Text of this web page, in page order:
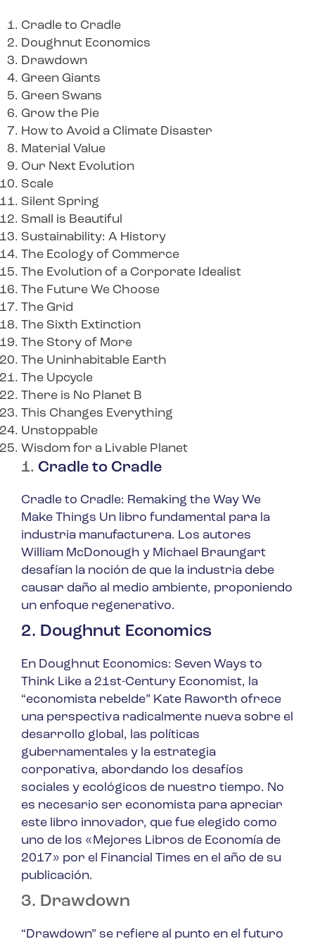
Cradle to Cradle
Doughnut Economics
Drawdown
Green Giants
Green Swans
Grow the Pie
How to Avoid a Climate Disaster
Material Value
Our Next Evolution
Scale
Silent Spring
Small is Beautiful
Sustainability: A History
The Ecology of Commerce
The Evolution of a Corporate Idealist
The Future We Choose
The Grid
The Sixth Extinction
The Story of More
The Uninhabitable Earth
The Upcycle
There is No Planet B
This Changes Everything
Unstoppable
Wisdom for a Livable Planet
1. Cradle to Cradle
Cradle to Cradle: Remaking the Way We
Make Things Un libro fundamental para la
industria manufacturera. Los autores
William McDonough y Michael Braungart
desafían la noción de que la industria debe
causar daño al medio ambiente, proponiendo
un enfoque regenerativo.
2. Doughnut Economics
En Doughnut Economics: Seven Ways to
Think Like a 21st-Century Economist, la
“economista rebelde” Kate Raworth ofrece
una perspectiva radicalmente nueva sobre el
desarrollo global, las políticas
gubernamentales y la estrategia
corporativa, abordando los desafíos
sociales y ecológicos de nuestro tiempo. No
es necesario ser economista para apreciar
este libro innovador, que fue elegido como
uno de los «Mejores Libros de Economía de
2017» por el Financial Times en el año de su
publicación.
3. Drawdown
“Drawdown” se refiere al punto en el futuro